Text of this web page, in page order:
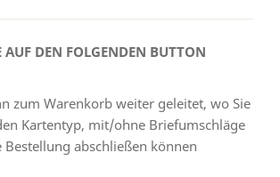
AUF DEN FOLGENDEN BUTTON
zum Warenkorb weiter geleitet, wo Sie
Kartentyp, mit/ohne Briefumschläge
abschließen können